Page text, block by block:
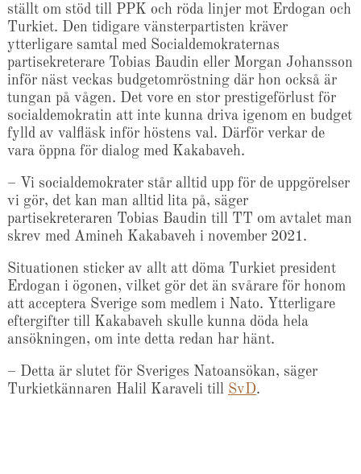
ställt om stöd till PPK och röda linjer mot Erdogan och
Turkiet. Den tidigare vänsterpartisten kräver
ytterligare samtal med Socialdemokraternas
partisekreterare Tobias Baudin eller Morgan Johansson
inför näst veckas budgetomröstning där hon också är
tungan på vågen. Det vore en stor prestigeförlust för
socialdemokratin att inte kunna driva igenom en budget
fylld av valfläsk inför höstens val. Därför verkar de
vara öppna för dialog med Kakabaveh.
– Vi socialdemokrater står alltid upp för de uppgörelser
vi gör, det kan man alltid lita på, säger
partisekreteraren Tobias Baudin till TT om avtalet man
skrev med Amineh Kakabaveh i november 2021.
Situationen sticker av allt att döma Turkiet president
Erdogan i ögonen, vilket gör det än svårare för honom
att acceptera Sverige som medlem i Nato. Ytterligare
eftergifter till Kakabaveh skulle kunna döda hela
ansökningen, om inte detta redan har hänt.
– Detta är slutet för Sveriges Natoansökan, säger
Turkietkännaren Halil Karaveli till SvD.